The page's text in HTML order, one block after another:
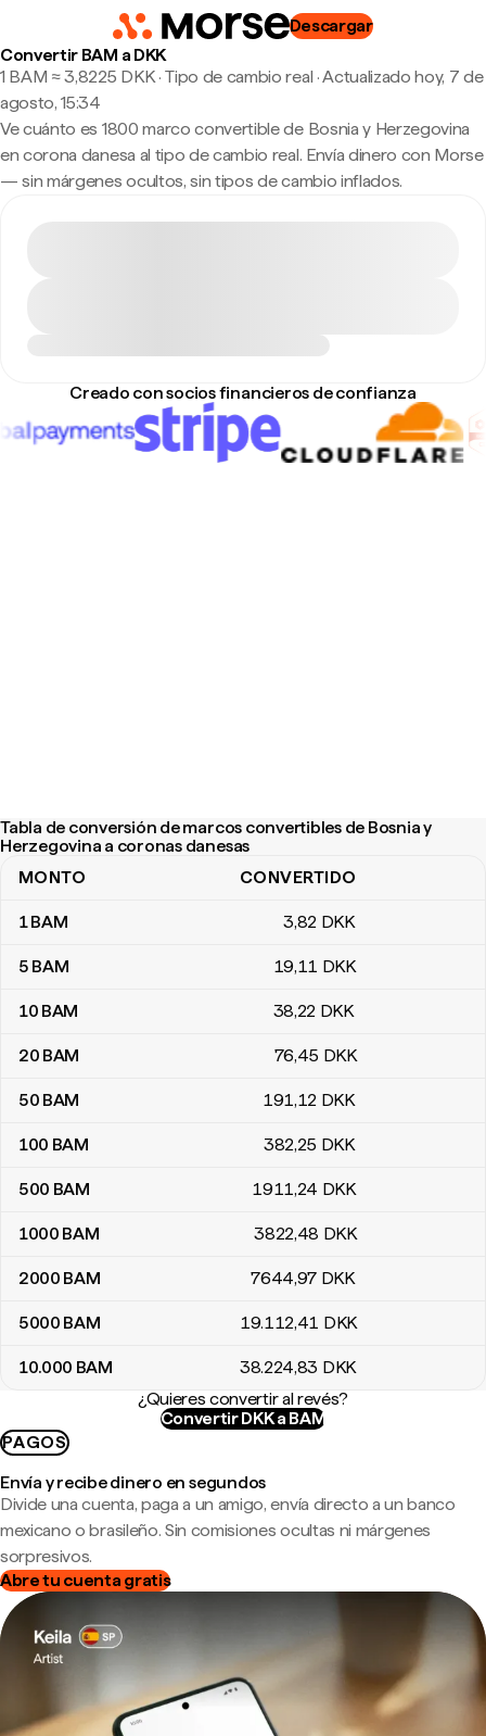
Descargar
Convertir BAM a DKK
1 BAM ≈ 3,8225 DKK · Tipo de cambio real ·Actualizado hoy, 7 de
agosto, 15:34
Ve cuánto es 1800 marco convertible de Bosnia y Herzegovina
en corona danesa al tipo de cambio real. Envía dinero con Morse
— sin márgenes ocultos, sin tipos de cambio inflados.
Creado con socios financieros de confianza
Tabla de conversión de marcos convertibles de Bosnia y
Herzegovina a coronas danesas
Tabla de conversión de marcos convertibles de Bosnia y
MONTO CONVERTIDO
1BAM 3,82 DKK
5 BAM 19,11 DKK
10 BAM 38,22 DKK
20 BAM 76,45 DKK
50 BAM 191,12 DKK
100 BAM 382,25 DKK
500 BAM 1911,24 DKK
1000 BAM 3822,48 DKK
2000 BAM 7644,97 DKK
5000 BAM 19.112,41 DKK
10.000 BAM 38.224,83 DKK
¿Quieres convertir al revés?
Convertir DKK a BAM
PAGOS
Envía y recibe dinero en segundos
Divide una cuenta, paga a un amigo, envía directo a un banco
mexicano o brasileño. Sin comisiones ocultas ni márgenes
sorpresivos.
Abre tu cuenta gratis